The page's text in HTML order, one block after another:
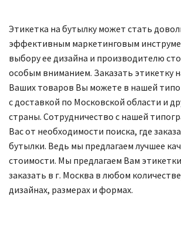
Этикетка на бутылку может стать
эффективным маркетинговым
выбору ее дизайна и производителю
особым вниманием. Заказать этикетку
Ваших товаров Вы можете в нашей
с доставкой по Московской области и
страны. Сотрудничество с нашей
Вас от необходимости поиска, где
бутылки. Ведь мы предлагаем лучшее
стоимости. Мы предлагаем Вам
заказать в г. Москва в любом
дизайнах, размерах и формах.